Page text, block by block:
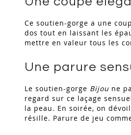
Ce soutien-gorge a une
dos tout en laissant les
mettre en valeur tous les
Une parure
Le soutien-gorge Bijou ne
regard sur ce laçage
la peau. En soirée, on
résille. Parure de jeu